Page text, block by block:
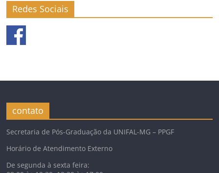
Redes Sociais
contato
Secretaria de Pós-Graduação da UNIFAL-MG – PPGF
Horário de Atendimento Externo
De segunda à sexta feira: